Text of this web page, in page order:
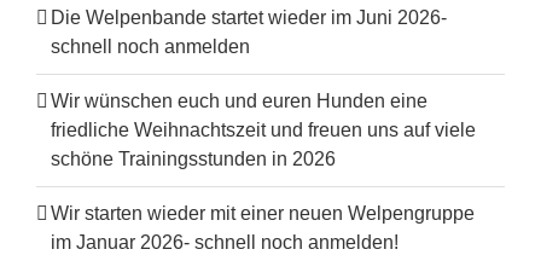
Die Welpenbande startet wieder im Juni 2026-
schnell noch anmelden
Wir wünschen euch und euren Hunden eine
friedliche Weihnachtszeit und freuen uns auf viele
schöne Trainingsstunden in 2026
Wir starten wieder mit einer neuen Welpengruppe
im Januar 2026- schnell noch anmelden!